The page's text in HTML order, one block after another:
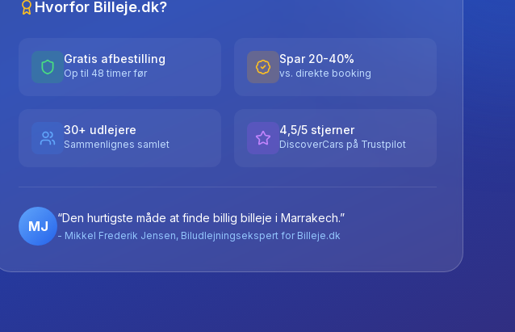
Hvorfor Billeje.dk?
Gratis afbestilling
Op til 48 timer før
Spar 20-40%
vs. direkte booking
30+ udlejere
Sammenlignes samlet
4,5/5 stjerner
DiscoverCars på Trustpilot
MJ
“Den hurtigste måde at finde billig billeje i Marrakech.”
- Mikkel Frederik Jensen, Biludlejningsekspert for Billeje.dk